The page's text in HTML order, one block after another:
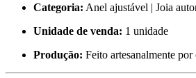
Categoria: Anel ajustável | Joia
Unidade de venda: 1 unidade
Produção: Feito artesanalmente